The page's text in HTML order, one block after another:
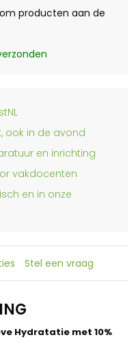
om producten aan de
ook in de avond
en inrichting
vakdocenten
en in onze
Stel een vraag
Hydratatie met 10%